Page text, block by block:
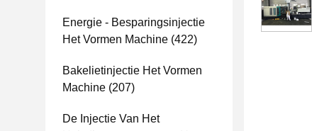
Energie - Besparingsinjectie
Het Vormen Machine (422)
Bakelietinjectie Het Vormen
Machine (207)
De Injectie Van Het